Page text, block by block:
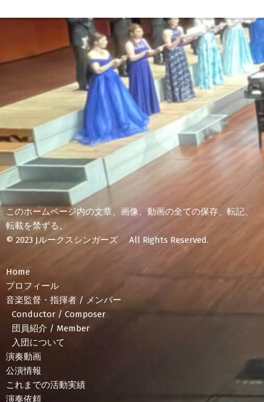
このホームページ内の文章、画像、動画の全ての保存、転記、
転載を禁ずる。
© 2023 Jルークスシンガーズ All Rights Reserved.
Home
プロフィール
音楽監督・指揮者 / メンバー
Conductor / Composer
団員紹介 / Member
入団について
演奏動画
公演情報
これまでの活動実績
演奏依頼